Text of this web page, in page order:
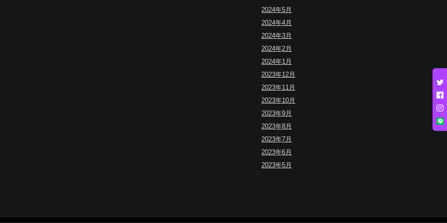
2024年5月
2024年4月
2024年3月
2024年2月
2024年1月
2023年12月
2023年11月
2023年10月
2023年9月
2023年8月
2023年7月
2023年6月
2023年5月